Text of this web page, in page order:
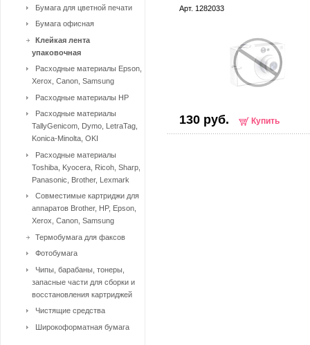
Арт. 1282033
130 руб. Купить
Бумага для цветной печати
Бумага офисная
Клейкая лента
упаковочная
Расходные материалы Epson,
Xerox, Canon, Samsung
Расходные материалы HP
Расходные материалы
TallyGenicom, Dymo, LetraTag,
Konica-Minolta, OKI
Расходные материалы
Toshiba, Kyocera, Ricoh, Sharp,
Panasonic, Brother, Lexmark
Совместимые картриджи для
аппаратов Brother, HP, Epson,
Xerox, Canon, Samsung
Термобумага для факсов
Фотобумага
Чипы, барабаны, тонеры,
запасные части для сборки и
восстановления картриджей
Чистящие средства
Широкоформатная бумага